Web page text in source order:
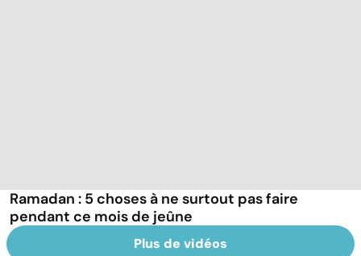
Ramadan : 5 choses à ne surtout pas faire
pendant ce mois de jeûne
Plus de vidéos